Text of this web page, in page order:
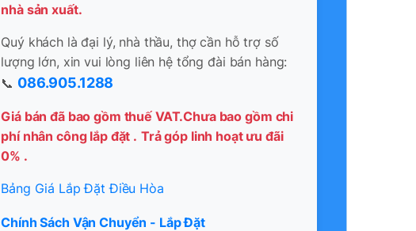
nhà sản xuất.
Quý khách là đại lý, nhà thầu, thợ cần hỗ trợ số
lượng lớn, xin vui lòng liên hệ tổng đài bán hàng:
📞 086.905.1288
Giá bán đã bao gồm thuế VAT.Chưa bao gồm chi
phí nhân công lắp đặt . Trả góp linh hoạt ưu đãi
0% .
Bảng Giá Lắp Đặt Điều Hòa
Chính Sách Vận Chuyển - Lắp Đặt